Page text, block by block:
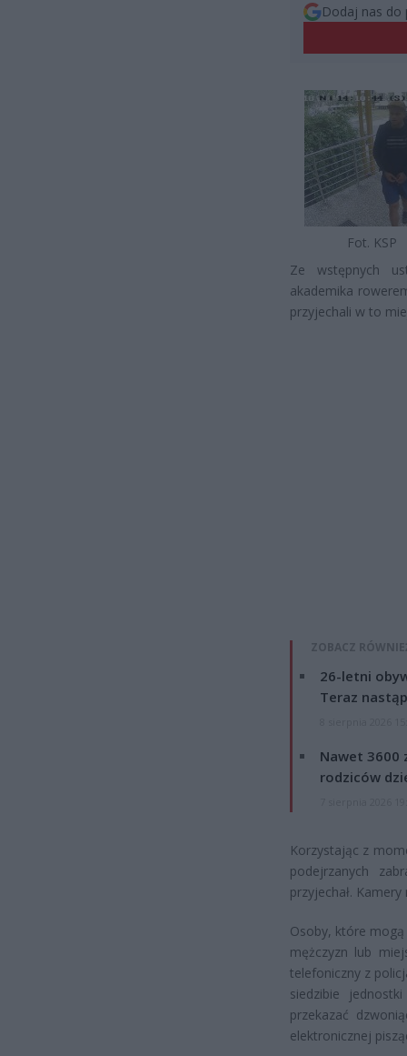
Dodaj nas do
Fot. KSP
Ze wstępnych
akademika
przyjechali w to
ZOBACZ
26-letni
Teraz
Nawet 3600
rodziców
Korzystając z
podejrzanych
przyjechał.
Osoby, które
mężczyzn lub
telefoniczny z
siedzibie
przekazać
elektronicznej